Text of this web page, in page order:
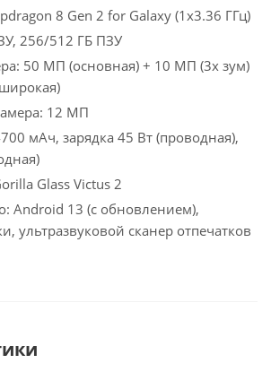
8 Gen 2 for Galaxy (1x3.36 ГГц)
256/512 ГБ ПЗУ
50 МП (основная) + 10 МП (3x зум)
12 МП
мАч, зарядка 45 Вт (проводная),
Glass Victus 2
Android 13 (с обновлением),
ультразвуковой сканер отпечатков